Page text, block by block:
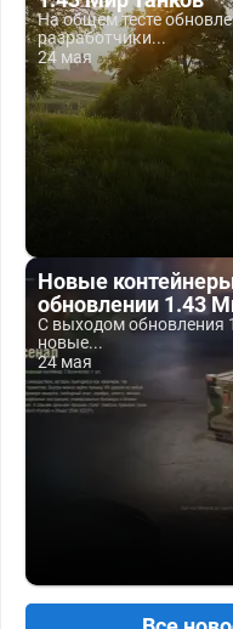
На общем тесте
разработчики...
24 мая
Новые
обновлении 1.43
С выходом обновления
новые...
24 мая